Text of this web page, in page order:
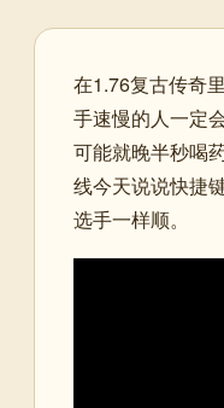
在1.76复古传奇
手速慢的人一定
可能就晚半秒喝
线今天说说快捷
选手一样顺。